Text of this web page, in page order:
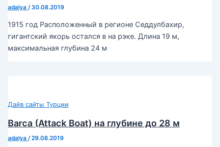
adalya /30.08.2019
1915 год Расположенный в регионе Седдулбахир,
гигантский якорь остался в на рэке. Длина 19 м,
максимальная глубина 24 м
Дайв сайты Турции
Barca (Attack Boat) на глубине до 28 м
adalya /29.08.2019